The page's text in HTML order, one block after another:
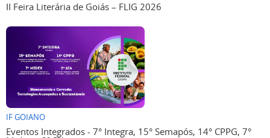
II Feira Literária de Goiás – FLIG 2026
IF GOIANO
Eventos Integrados - 7° Integra, 15° Semapós, 14° CPPG, 7°